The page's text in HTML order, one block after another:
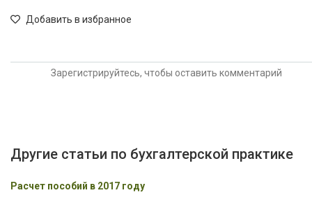
Добавить в избранное
Зарегистрируйтесь, чтобы оставить комментарий
Другие статьи по бухгалтерской практике
Расчет пособий в 2017 году